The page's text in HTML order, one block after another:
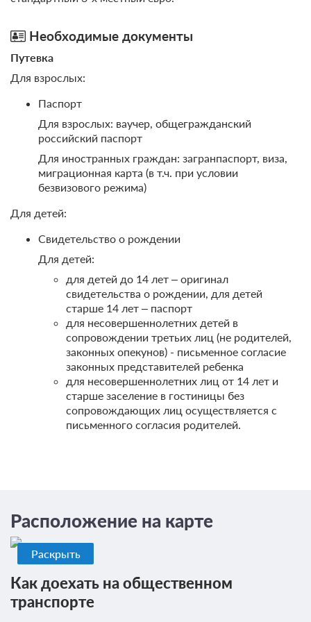
Сумма предоплаты составляет 5900 руб.
5 900
2 гостя
В стоимость входит:
"Эллада" (полный пансион), отель, Кореиз, Полный
пансион
При отмене оплата не возвращается
Требуется внесение предоплаты в течение 2 часов.
Сумма предоплаты составляет 7900 руб.
7 900
2 гостя
Моментальное подтверждение
В стоимость входит:
"Эллада" (без питания), отель, Кореиз, Без питания
Необходимые документы
Путевка
Для взрослых:
Паспорт
Для взрослых: ваучер, общегражданский
российский паспорт
Для иностранных граждан: загранпаспорт, виза,
миграционная карта (в т.ч. при условии
безвизового режима)
Для детей:
Свидетельство о рождении
Для детей:
для детей до 14 лет – оригинал
свидетельства о рождении, для детей
старше 14 лет – паспорт
для несовершеннолетних детей в
сопровождении третьих лиц (не родителей,
законных опекунов) - письменное согласие
законных представителей ребенка
для несовершеннолетних лиц от 14 лет и
старше заселение в гостиницы без
сопровождающих лиц осуществляется с
письменного согласия родителей.
Расположение на карте
Раскрыть
Как доехать на общественном
транспорте